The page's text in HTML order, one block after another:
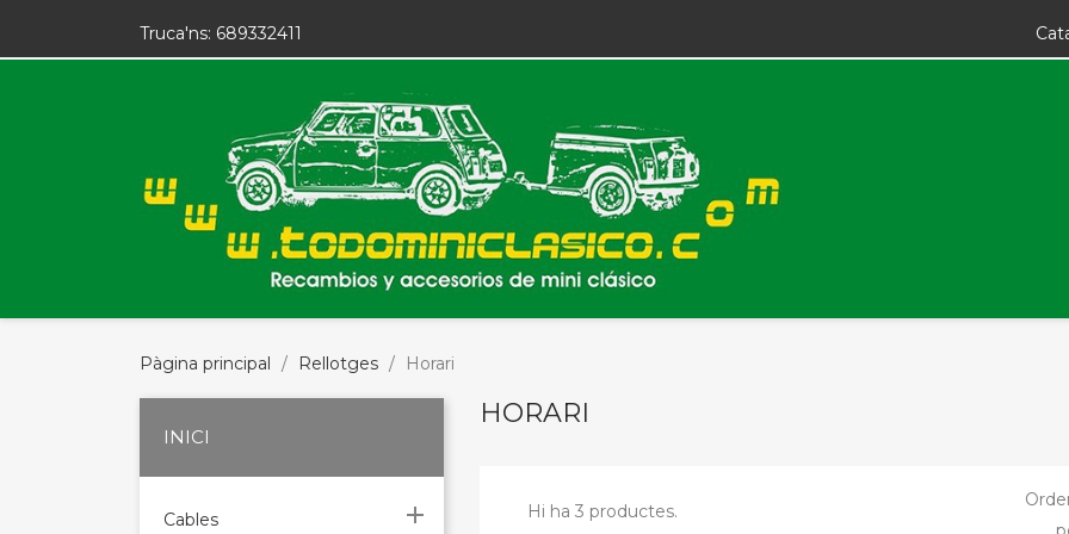
Truca'ns: 689332411
Pàgina principal Rellotges Horari
INICI
Cables 
HORARI
Hi ha 3 productes.